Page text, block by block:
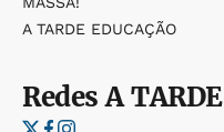
A TARDE EDUCAÇÃO
RedesA TARDE